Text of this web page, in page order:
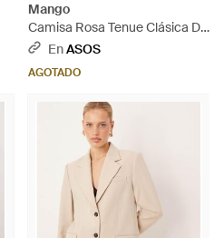
Mango
Camisa Rosa Tenue Clásica De
Tejido Rico En Algodón De -
EnASOS
AGOTADO